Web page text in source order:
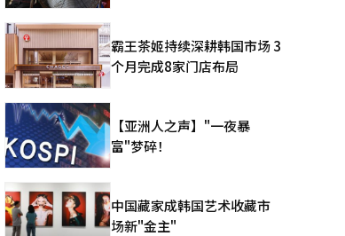
霸王茶姬持续深耕韩国市场 3
个月完成8家门店布局
【亚洲人之声】"一夜暴
富"梦碎！
中国藏家成韩国艺术收藏市
场新"金主"